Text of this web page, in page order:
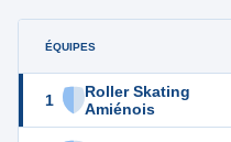
ÉQUIPES
1
Roller Skating
Amiénois